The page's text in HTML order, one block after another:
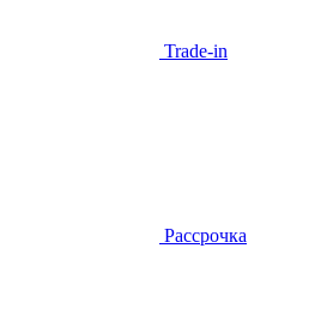
Trade-in
Рассрочка